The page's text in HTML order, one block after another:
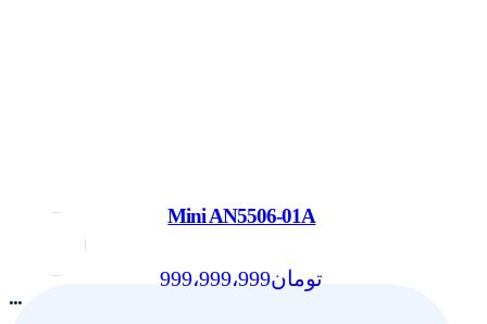
Mini AN5506-01A
تومان999،999،999
...